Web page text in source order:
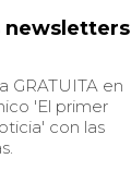
newsletters
GRATUITA en
'El primer
con las